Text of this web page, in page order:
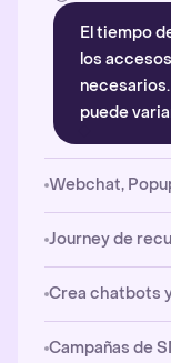
El tiempo
los
puede
Webchat,
Journey de
Crea chatbots
Campañas de